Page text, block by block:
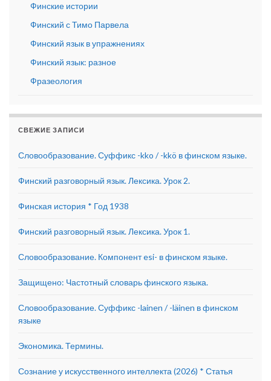
Финские истории
Финский с Тимо Парвела
Финский язык в упражнениях
Финский язык: разное
Фразеология
СВЕЖИЕ ЗАПИСИ
Словообразование. Суффикс -kko / -kkö в финском языке.
Финский разговорный язык. Лексика. Урок 2.
Финская история * Год 1938
Финский разговорный язык. Лексика. Урок 1.
Словообразование. Компонент esi- в финском языке.
Защищено: Частотный словарь финского языка.
Словообразование. Суффикс -lainen / -läinen в финском
языке
Экономика. Термины.
Сознание у искусственного интеллекта (2026) * Статья